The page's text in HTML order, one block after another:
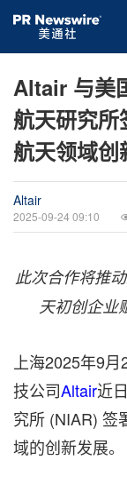
Altair 与美
航天研究
航天领域创
Altair
2025-09-24 09:10
此次合作将推
天初创企业
上海2025年9月
技公司Altair近
究所 (NIAR) 签
域的创新发展。